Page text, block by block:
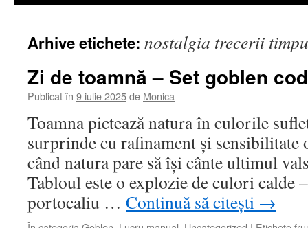
Arhive etichete: nostalgia trecerii
Zi de toamnă – Set goblen
Publicat în 9 iulie 2025de Monica
Toamna pictează natura în culorile
surprinde cu rafinament și sensibilitate
când natura pare să își cânte ultimul
Tabloul este o explozie de culori calde
portocaliu … Continuă să citești →